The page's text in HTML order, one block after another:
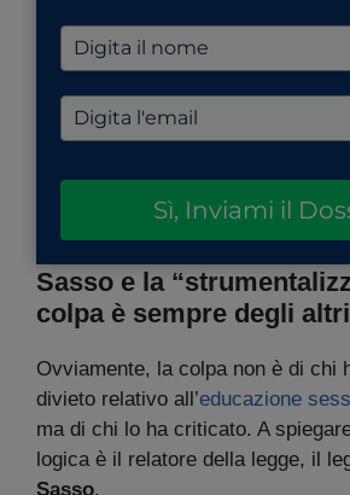
Sì, Inviami il
Sasso e la
colpa è sempre degli altri
Ovviamente, la colpa non è di chi
divieto relativo all’educazione
ma di chi lo ha criticato. A
logica è il relatore della legge, il
Sasso.